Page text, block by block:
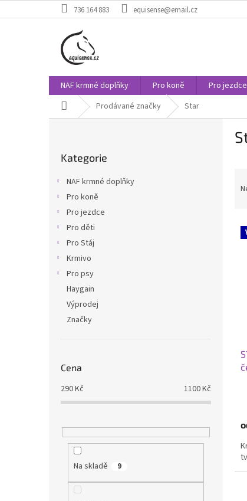
na
736 164 883 equisense@email.cz
NAF krmné doplňky Pro koně Pro jezdce
Domů Prodávané značky Star
kategorie
Kategorie
NAF krmné doplňky
Pro koně
Pro jezdce
Pro děti
Pro Stáj
Krmivo
Pro psy
Haygain
Výprodej
Značky
Cena
290Kč 1100Kč
Na skladě 9
nV